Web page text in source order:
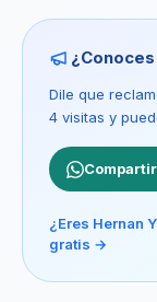
Dile que
4 visitas y
¿Eres Hernan
gratis →